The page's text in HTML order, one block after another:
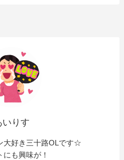
いりす
大好き三十路OLです☆
も興味が！